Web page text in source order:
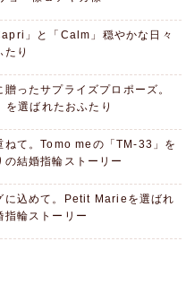
」と「Calm」穏やかな日々
たり
ったサプライズプロポーズ。
を選ばれたおふたり
ねて。Tomo meの「TM-33」を
の結婚指輪ストーリー
に込めて。Petit Marieを選ばれ
指輪ストーリー